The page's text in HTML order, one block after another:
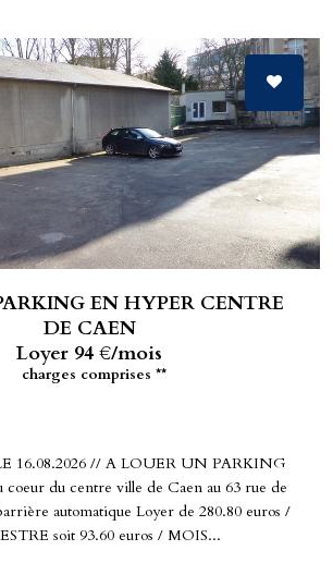
EN HYPER CENTRE
DE CAEN
Loyer 94 €/mois
charges comprises **
16.08.2026 // A LOUER UN PARKING
du centre ville de Caen au 63 rue de
automatique Loyer de 280.80 euros /
soit 93.60 euros / MOIS...